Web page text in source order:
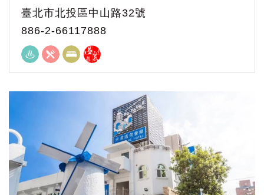
臺北市北投區中山路32號
886-2-66117888